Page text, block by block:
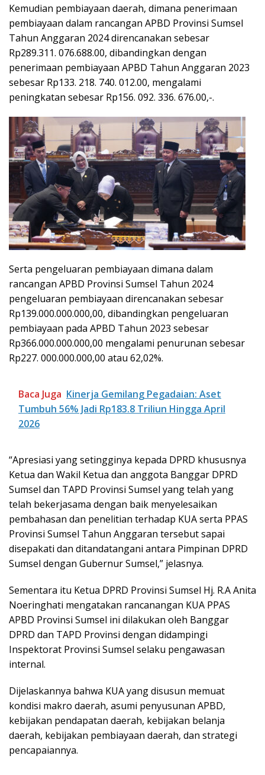
Kemudian pembiayaan daerah, dimana penerimaan
pembiayaan dalam rancangan APBD Provinsi Sumsel
Tahun Anggaran 2024 direncanakan sebesar
Rp289.311. 076.688.00, dibandingkan dengan
penerimaan pembiayaan APBD Tahun Anggaran 2023
sebesar Rp133. 218. 740. 012.00, mengalami
peningkatan sebesar Rp156. 092. 336. 676.00,-.
Serta pengeluaran pembiayaan dimana dalam
rancangan APBD Provinsi Sumsel Tahun 2024
pengeluaran pembiayaan direncanakan sebesar
Rp139.000.000.000,00, dibandingkan pengeluaran
pembiayaan pada APBD Tahun 2023 sebesar
Rp366.000.000.000,00 mengalami penurunan sebesar
Rp227. 000.000.000,00 atau 62,02%.
Baca Juga Kinerja Gemilang Pegadaian: Aset
Tumbuh 56% Jadi Rp183.8 Triliun Hingga April
2026
“Apresiasi yang setingginya kepada DPRD khususnya
Ketua dan Wakil Ketua dan anggota Banggar DPRD
Sumsel dan TAPD Provinsi Sumsel yang telah yang
telah bekerjasama dengan baik menyelesaikan
pembahasan dan penelitian terhadap KUA serta PPAS
Provinsi Sumsel Tahun Anggaran tersebut sapai
disepakati dan ditandatangani antara Pimpinan DPRD
Sumsel dengan Gubernur Sumsel,” jelasnya.
Sementara itu Ketua DPRD Provinsi Sumsel Hj. R.A Anita
Noeringhati mengatakan rancanangan KUA PPAS
APBD Provinsi Sumsel ini dilakukan oleh Banggar
DPRD dan TAPD Provinsi dengan didampingi
Inspektorat Provinsi Sumsel selaku pengawasan
internal.
Dijelaskannya bahwa KUA yang disusun memuat
kondisi makro daerah, asumi penyusunan APBD,
kebijakan pendapatan daerah, kebijakan belanja
daerah, kebijakan pembiayaan daerah, dan strategi
pencapaiannya.